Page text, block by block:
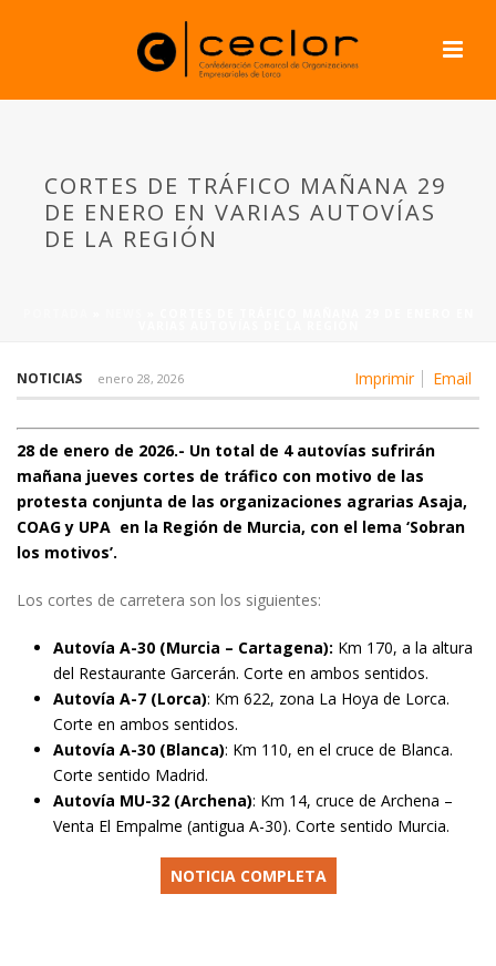
CORTES DE TRÁFICO MAÑANA 29
DE ENERO EN VARIAS AUTOVÍAS
DE LA REGIÓN
Imprimir Email
NOTICIAS enero 28, 2026
28 de enero de 2026.- Un total de 4 autovías sufrirán
mañana jueves cortes de tráfico con motivo de las
protesta conjunta de las organizaciones agrarias Asaja,
COAG y UPA en la Región de Murcia, con el lema ‘Sobran
los motivos’.
Los cortes de carretera son los siguientes:
Autovía A-30 (Murcia – Cartagena): Km 170, a la altura
del Restaurante Garcerán. Corte en ambos sentidos.
Autovía A-7 (Lorca): Km 622, zona La Hoya de Lorca.
Corte en ambos sentidos.
Autovía A-30 (Blanca): Km 110, en el cruce de Blanca.
Corte sentido Madrid.
Autovía MU-32 (Archena): Km 14, cruce de Archena –
Venta El Empalme (antigua A-30). Corte sentido Murcia.
NOTICIA COMPLETA